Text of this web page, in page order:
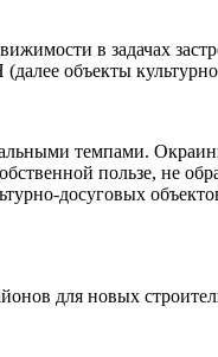
в задачах
объекты
темпами.
пользе, не
досуговых
для новых